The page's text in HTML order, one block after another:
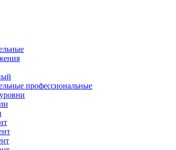
профессиональные